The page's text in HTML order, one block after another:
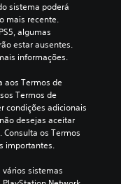
sistema poderá
mais recente.
algumas
estar ausentes.
informações.
aos Termos de
Termos de
condições adicionais
desejas aceitar
os Termos
importantes.
sistemas